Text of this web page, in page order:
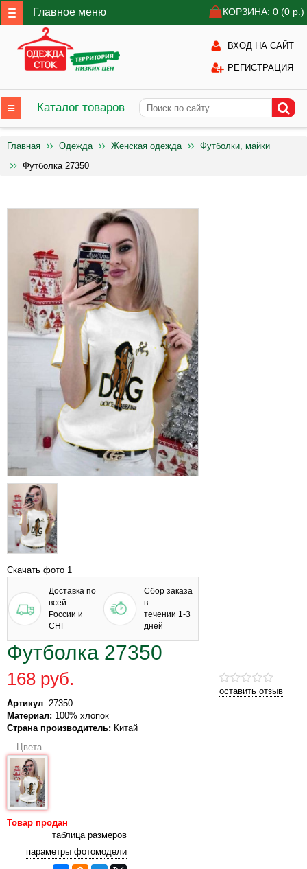
Главное меню КОРЗИНА: 0 (0 р.)
ВХОД НА САЙТ
РЕГИСТРАЦИЯ
Каталог товаров
Главная Одежда Женская одежда
Футболки, майки
Футболка 27350
Скачать фото 1
Доставка по
всей
России и
СНГ
Сбор заказа
в
течении 1-3
дней
Футболка 27350
оставить отзыв
168 руб.
Артикул: 27350
Материал: 100% хлопок
Страна производитель: Китай
Цвета
Товар продан
таблица размеров
параметры фотомодели